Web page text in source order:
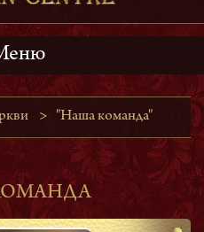
> "Наша команда"